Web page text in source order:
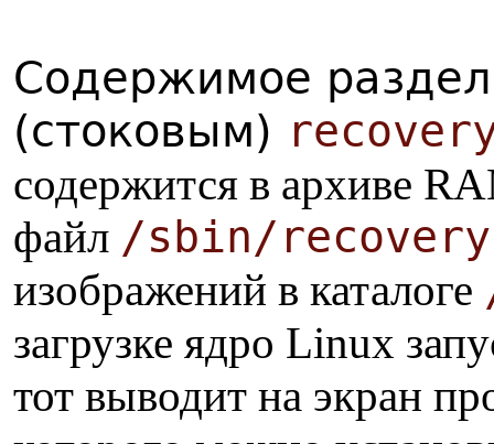
Содержимое
(стоковым)
содержится в архиве
файл /sbin/recovery
изображений в каталоге
загрузке ядро Linux
тот выводит на экран